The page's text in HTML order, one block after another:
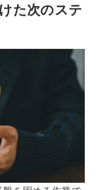
た次のステ